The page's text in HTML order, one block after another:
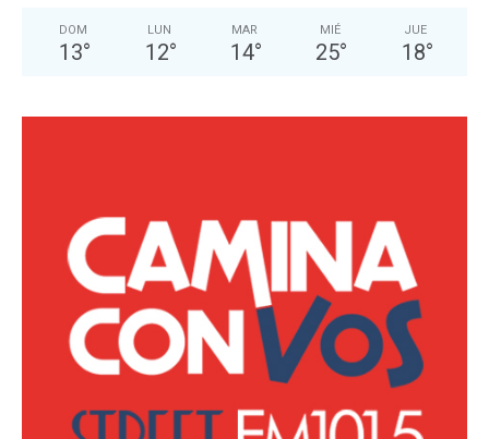
DOM
13°
LUN
12°
MAR
14°
MIÉ
25°
JUE
18°